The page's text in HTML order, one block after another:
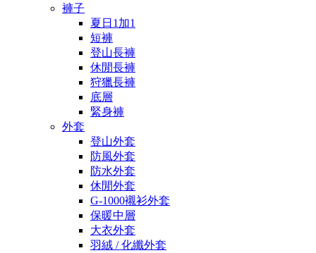
褲子
夏日1加1
短褲
登山長褲
休閒長褲
狩獵長褲
底層
緊身褲
外套
登山外套
防風外套
防水外套
休閒外套
G-1000襯衫外套
保暖中層
大衣外套
羽絨 / 化纖外套